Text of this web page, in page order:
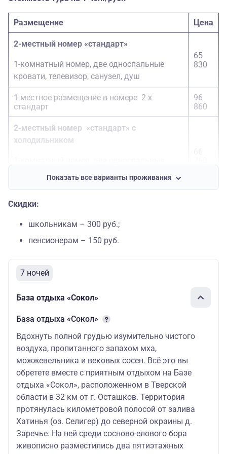
Размещение Цена
2-местный номер «стандарт»
1-комнатный номер, две односпальные
кровати, телевизор, санузел, душ
65
830
1-местное размещение в номере 2-х
стандарт
96
860
2-местный номер «стандарт» с
холодильником
кровати, телевизор, санузел, душ,
1-местное размещение в номере 2-х
2-местный номер «улучшенный»
телевизор, холодильник санузел (косметич.
1-местное размещение в номере 2-х
109
2-местный номер «евро»
1-комнатный номер, 2-спальная кровать,
холодильник, телевизор, кондиционер,
санузел, душевая кабина
1-местное размещение в 2-х местном
«евро»
116
2-местный супериор (бывший люкс)
Показать все варианты проживания
Скидки:
школьникам – 300 руб.;
пенсионерам – 150 руб.
7 ночей
База отдыха «Сокол»
База отдыха «Сокол»
Вдохнуть полной грудью изумительно чистого
воздуха, пропитанного запахом мха,
можжевельника и вековых сосен. Всё это вы
обретете вместе с приятным отдыхом на Базе
отдыха «Сокол», расположенном в Тверской
области в 32 км от г. Осташков. Территория
протянулась километровой полосой от залива
Хатинья (оз. Селигер) до северной окраины д.
Заречье. На ней среди сосново-елового бора
живописно разместились два пятиэтажных